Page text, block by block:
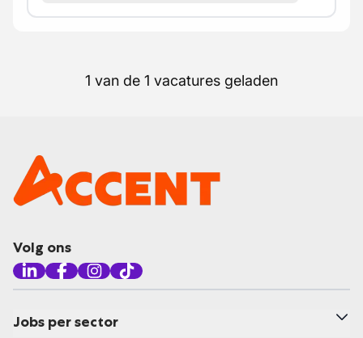
1 van de 1 vacatures geladen
Volg ons
Jobs per sector